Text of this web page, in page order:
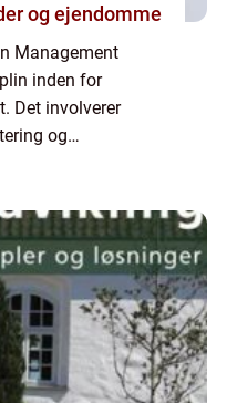
og ejendomme
Management
inden for
Det involverer
og